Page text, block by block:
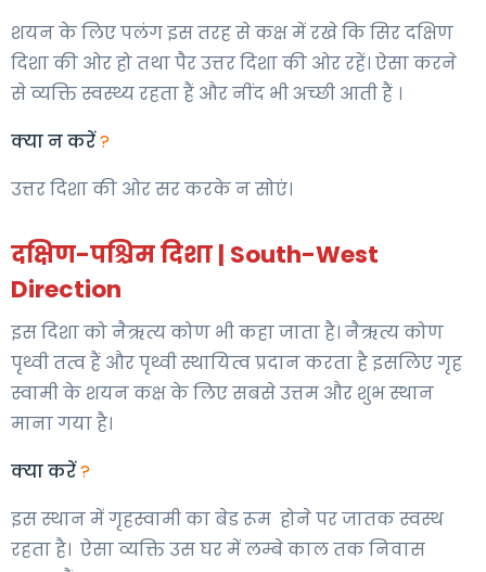
शयन के लिए पलंग इस तरह से कक्ष में रखे कि सिर दक्षिण
दिशा की ओर हो तथा पैर उत्तर दिशा की ओर रहें। ऐसा करने
से व्यक्ति स्वस्थ्य रहता हैं और नींद भी अच्छी आती हैं ।
क्या न करें?
उत्तर दिशा की ओर सर करके न सोएं।
दक्षिण-पश्चिम दिशा | South-West
Direction
इस दिशा को नैऋत्य कोण भी कहा जाता है। नैऋत्य कोण
पृथ्वी तत्व हैं और पृथ्वी स्थायित्व प्रदान करता है इसलिए गृह
स्वामी के शयन कक्ष के लिए सबसे उत्तम और शुभ स्थान
माना गया है।
क्या करें?
इस स्थान में गृहस्वामी का बेड रूम होने पर जातक स्वस्थ
रहता है। ऐसा व्यक्ति उस घर में लम्बे काल तक निवास